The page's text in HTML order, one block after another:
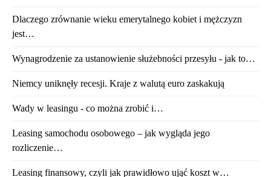
Dlaczego zrównanie wieku emerytalnego kobiet i mężczyzn
jest…
Wynagrodzenie za ustanowienie służebności przesyłu - jak to…
Niemcy uniknęły recesji. Kraje z walutą euro zaskakują
Wady w leasingu - co można zrobić i…
Leasing samochodu osobowego – jak wygląda jego
rozliczenie…
Leasing finansowy, czyli jak prawidłowo ująć koszt w…